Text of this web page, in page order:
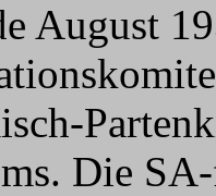
August
Die